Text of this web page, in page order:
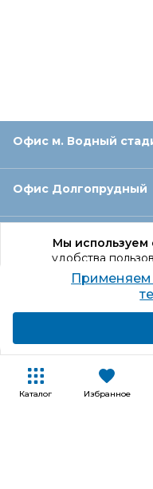
Каталог Избранное
Мы
удобства
Продолжая
согласие на
Офис м. Водный
Офис Долгопрудный
Офис
Оформление заказа
Покупателям
Применяем